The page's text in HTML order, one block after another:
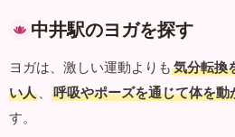
中井駅のヨガを探す
ヨガは、激しい運動よりも 気分転換
い人 、 呼吸やポーズを通じて体を動
す。